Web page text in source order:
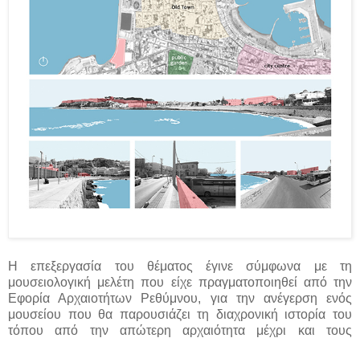
Η επεξεργασία του θέματος έγινε σύμφωνα με τη
μουσειολογική μελέτη που είχε πραγματοποιηθεί από την
Εφορία Αρχαιοτήτων Ρεθύμνου, για την ανέγερση ενός
μουσείου που θα παρουσιάζει τη διαχρονική ιστορία του
τόπου από την απώτερη αρχαιότητα μέχρι και τους